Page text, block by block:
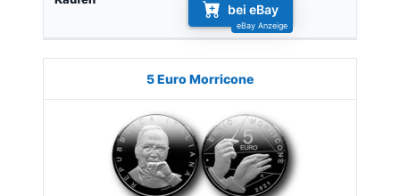
bei eBay
5 Euro Morricone